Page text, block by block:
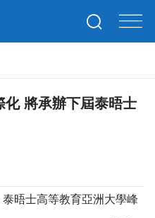
化 將承辦下屆泰晤士
泰晤士高等教育亞洲大學峰